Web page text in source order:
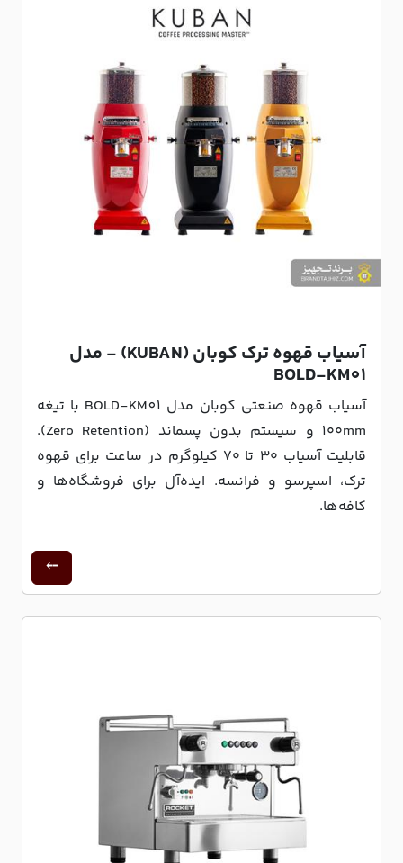
آسیاب قهوه ترک کوبان (KUBAN) - مدل
BOLD-KM01
آسیاب قهوه صنعتی کوبان مدل BOLD-KM01 با تیغه
۱۰۰mm و سیستم بدون پسماند (Zero Retention).
قابلیت آسیاب ۳۰ تا ۷۰ کیلوگرم در ساعت برای قهوه
ترک، اسپرسو و فرانسه. ایده‌آل برای فروشگاه‌ها و
کافه‌ها.